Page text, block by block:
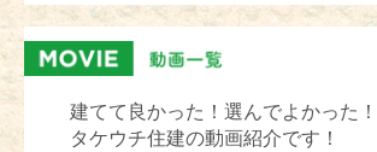
建てて良かった！選んでよかった！
タケウチ住建の動画紹介です！